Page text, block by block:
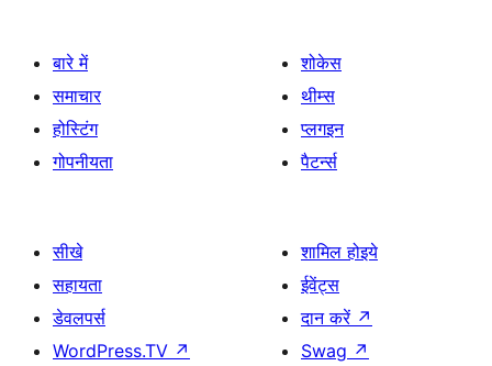
बारे में
समाचार
होस्टिंग
गोपनीयता
शोकेस
थीम्स
प्लगइन
पैटर्न्स
सीखे
सहायता
डेवलपर्स
WordPress.TV ↗
शामिल होइये
ईवेंट्स
दान करें ↗
Swag ↗